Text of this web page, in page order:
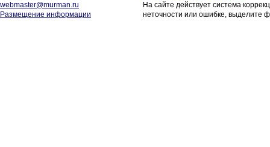
webmaster@murman.ru
Размещение информации
На сайте действует система
неточности или ошибке, выделите